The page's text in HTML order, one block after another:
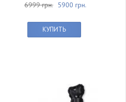
6999 грн. 5900 грн.
КУПИТЬ